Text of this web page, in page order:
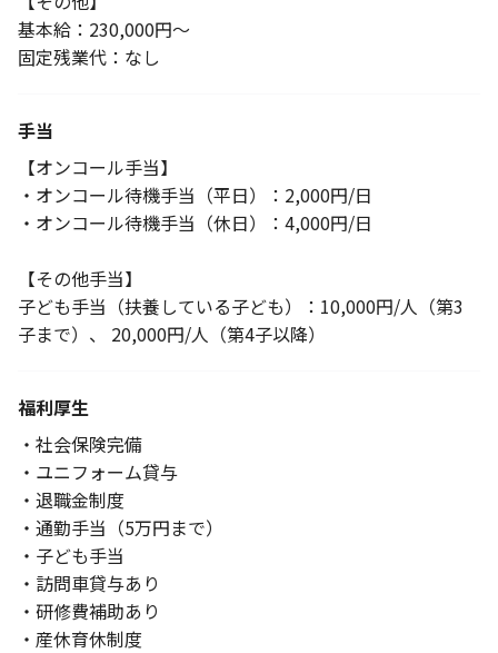
基本給：230,000円～
固定残業代：なし
手当
【オンコール手当】
・オンコール待機手当（平日）：2,000円/日
・オンコール待機手当（休日）：4,000円/日
【その他手当】
子ども手当（扶養している子ども）：10,000円/人（第3
子まで）、 20,000円/人（第4子以降）
福利厚生
・社会保険完備
・ユニフォーム貸与
・退職金制度
・通勤手当（5万円まで）
・子ども手当
・訪問車貸与あり
・研修費補助あり
・産休育休制度